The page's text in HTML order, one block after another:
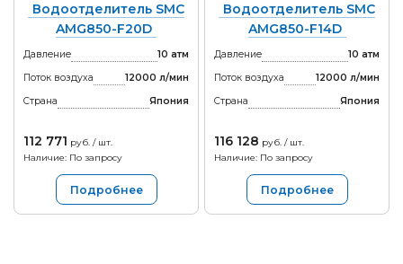
Водоотделитель SMC
AMG850-F20D
Давление
10 атм
Поток воздуха
12000 л/мин
Страна
Япония
112 771 руб. / шт.
Наличие: По запросу
Подробнее
Водоотделитель SMC
AMG850-F14D
Давление
10 атм
Поток воздуха
12000 л/мин
Страна
Япония
116 128 руб. / шт.
Наличие: По запросу
Подробнее